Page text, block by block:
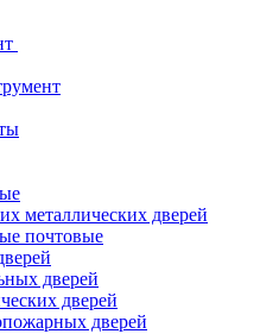
металлических дверей
почтовые
дверей
дверей
дверей